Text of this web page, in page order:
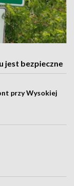
jest bezpieczne
przy Wysokiej